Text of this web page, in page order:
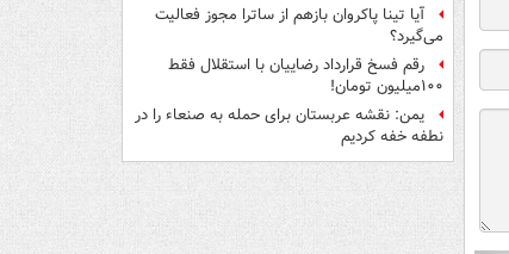
آیا تینا پاکروان بازهم از ساترا مجوز فعالیت
می‌گیرد؟
رقم فسخ قرارداد رضاییان با استقلال فقط
۱۰۰میلیون تومان!
یمن: نقشه عربستان برای حمله به صنعاء را در
نطفه خفه کردیم